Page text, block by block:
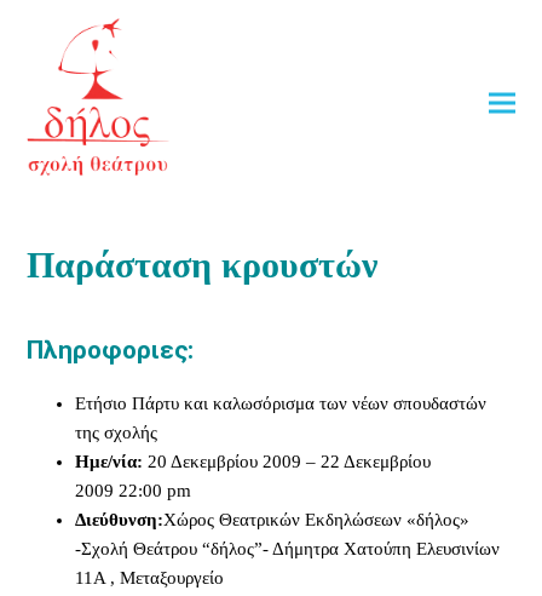
Παράσταση κρουστών
Πληροφοριες:
Ετήσιο Πάρτυ και καλωσόρισμα των νέων σπουδαστών
της σχολής
Ημε/νία: 20 Δεκεμβρίου 2009 – 22 Δεκεμβρίου
2009 22:00 pm
Διεύθυνση:Χώρος Θεατρικών Εκδηλώσεων «δήλος»
-Σχολή Θεάτρου “δήλος”- Δήμητρα Χατούπη Ελευσινίων
11Α , Μεταξουργείο